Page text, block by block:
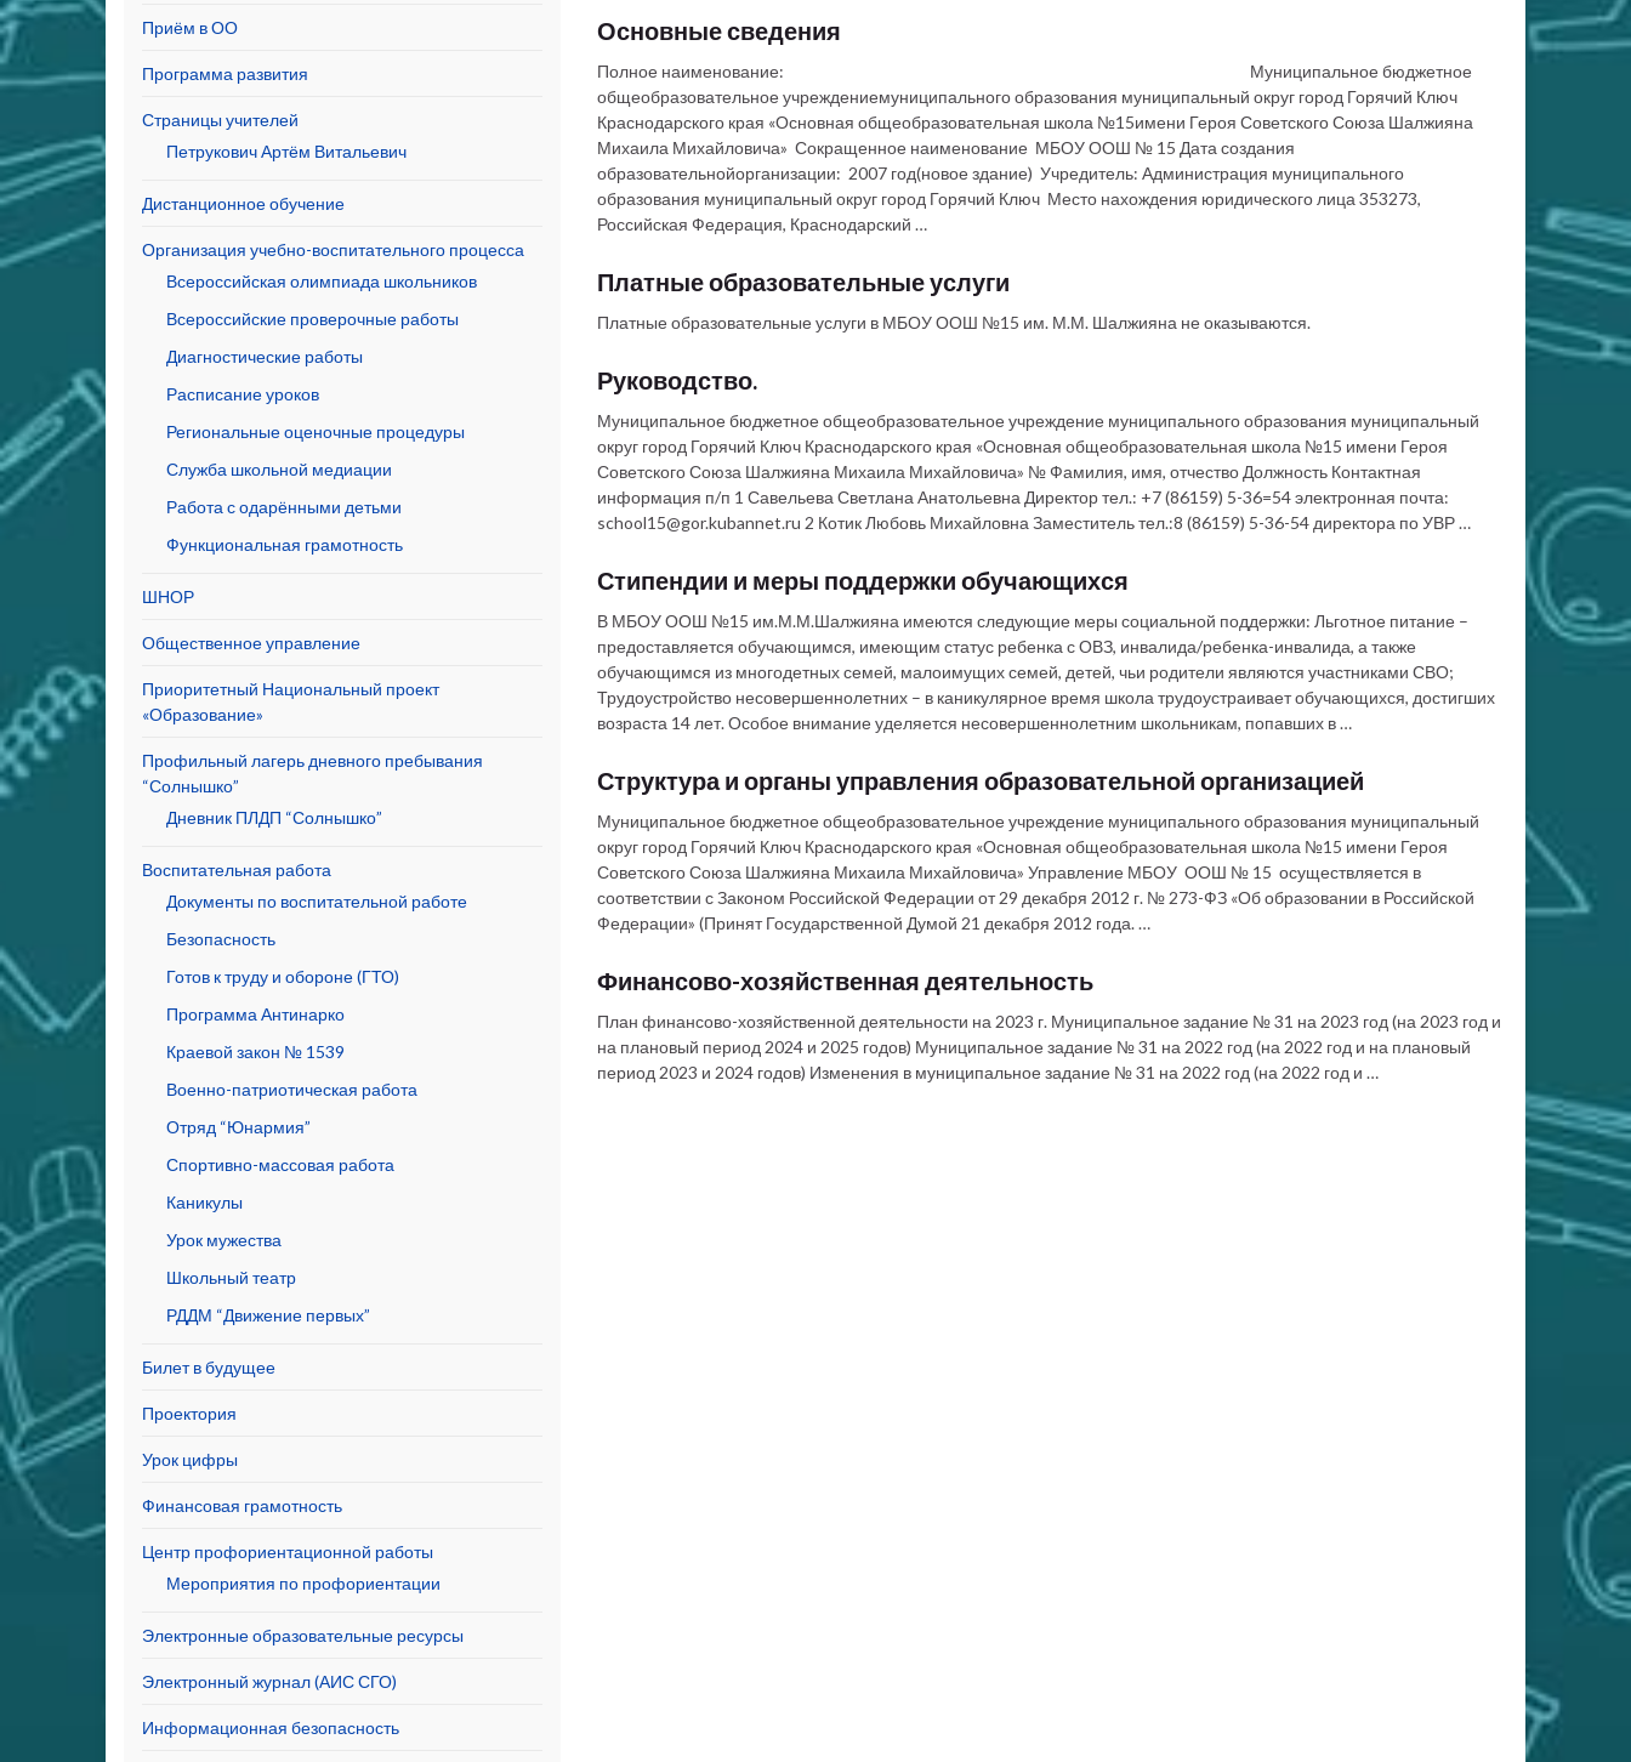
Основные сведения
Полное наименование: Муниципальное бюджетное
общеобразовательное учреждениемуниципального образования муниципальный округ город Горячий Ключ
Краснодарского края «Основная общеобразовательная школа №15имени Героя Советского Союза Шалжияна
Михаила Михайловича» Сокращенное наименование МБОУ ООШ № 15 Дата создания
образовательнойорганизации: 2007 год(новое здание) Учредитель: Администрация муниципального
образования муниципальный округ город Горячий Ключ Место нахождения юридического лица 353273,
Российская Федерация, Краснодарский …
Платные образовательные услуги
Платные образовательные услуги в МБОУ ООШ №15 им. М.М. Шалжияна не оказываются.
Руководство.
Муниципальное бюджетное общеобразовательное учреждение муниципального образования муниципальный
округ город Горячий Ключ Краснодарского края «Основная общеобразовательная школа №15 имени Героя
Советского Союза Шалжияна Михаила Михайловича» № Фамилия, имя, отчество Должность Контактная
информация п/п 1 Савельева Светлана Анатольевна Директор тел.: +7 (86159) 5-36=54 электронная почта:
school15@gor.kubannet.ru 2 Котик Любовь Михайловна Заместитель тел.:8 (86159) 5-36-54 директора по УВР …
Стипендии и меры поддержки обучающихся
В МБОУ ООШ №15 им.М.М.Шалжияна имеются следующие меры социальной поддержки: Льготное питание –
предоставляется обучающимся, имеющим статус ребенка с ОВЗ, инвалида/ребенка-инвалида, а также
обучающимся из многодетных семей, малоимущих семей, детей, чьи родители являются участниками СВО;
Трудоустройство несовершеннолетних – в каникулярное время школа трудоустраивает обучающихся, достигших
возраста 14 лет. Особое внимание уделяется несовершеннолетним школьникам, попавших в …
Структура и органы управления образовательной организацией
Муниципальное бюджетное общеобразовательное учреждение муниципального образования муниципальный
округ город Горячий Ключ Краснодарского края «Основная общеобразовательная школа №15 имени Героя
Советского Союза Шалжияна Михаила Михайловича» Управление МБОУ ООШ № 15 осуществляется в
соответствии с Законом Российской Федерации от 29 декабря 2012 г. № 273-ФЗ «Об образовании в Российской
Федерации» (Принят Государственной Думой 21 декабря 2012 года. …
Финансово-хозяйственная деятельность
План финансово-хозяйственной деятельности на 2023 г. Муниципальное задание № 31 на 2023 год (на 2023 год и
на плановый период 2024 и 2025 годов) Муниципальное задание № 31 на 2022 год (на 2022 год и на плановый
период 2023 и 2024 годов) Изменения в муниципальное задание № 31 на 2022 год (на 2022 год и …
Приём в ОО
Программа развития
Страницы учителей
Петрукович Артём Витальевич
Дистанционное обучение
Организация учебно-воспитательного процесса
Всероссийская олимпиада школьников
Всероссийские проверочные работы
Диагностические работы
Расписание уроков
Региональные оценочные процедуры
Служба школьной медиации
Работа с одарёнными детьми
Функциональная грамотность
ШНОР
Общественное управление
Приоритетный Национальный проект
«Образование»
Профильный лагерь дневного пребывания
“Солнышко”
Дневник ПЛДП “Солнышко”
Воспитательная работа
Документы по воспитательной работе
Безопасность
Готов к труду и обороне (ГТО)
Программа Антинарко
Краевой закон № 1539
Военно-патриотическая работа
Отряд “Юнармия”
Спортивно-массовая работа
Каникулы
Урок мужества
Школьный театр
РДДМ “Движение первых”
Билет в будущее
Проектория
Урок цифры
Финансовая грамотность
Центр профориентационной работы
Мероприятия по профориентации
Электронные образовательные ресурсы
Электронный журнал (АИС СГО)
Информационная безопасность